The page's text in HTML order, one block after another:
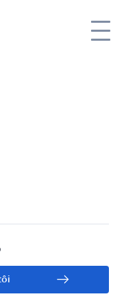
&
Phí